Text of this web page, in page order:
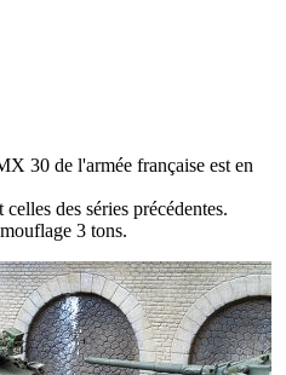
30 de l'armée française est en
des séries précédentes.
3 tons.